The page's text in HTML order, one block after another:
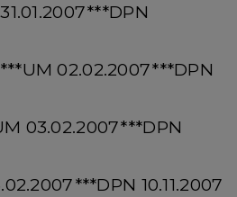
02.02.2007***DPN
03.02.2007***DPN
10.11.2007